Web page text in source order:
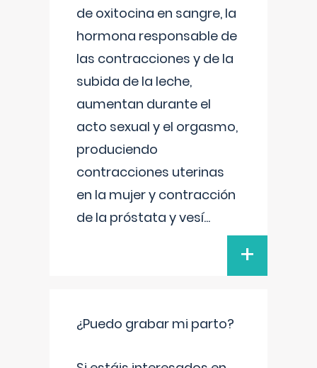
de oxitocina en sangre, la
hormona responsable de
las contracciones y de la
subida de la leche,
aumentan durante el
acto sexual y el orgasmo,
produciendo
contracciones uterinas
en la mujer y contracción
de la próstata y vesí...
+
¿Puedo grabar mi parto?